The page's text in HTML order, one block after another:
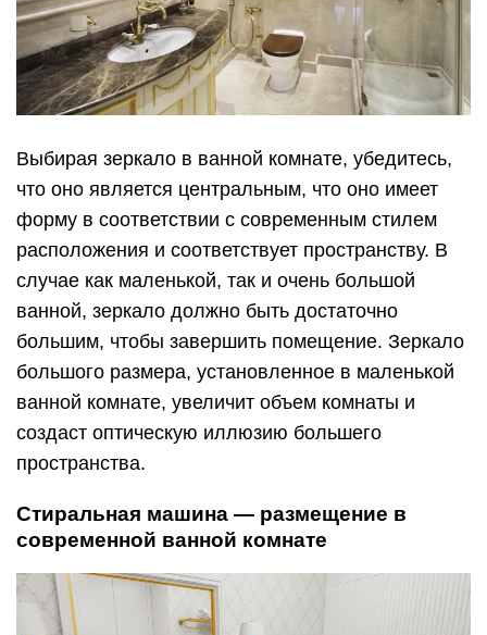
Выбирая зеркало в ванной комнате, убедитесь,
что оно является центральным, что оно имеет
форму в соответствии с современным стилем
расположения и соответствует пространству. В
случае как маленькой, так и очень большой
ванной, зеркало должно быть достаточно
большим, чтобы завершить помещение. Зеркало
большого размера, установленное в маленькой
ванной комнате, увеличит объем комнаты и
создаст оптическую иллюзию большего
пространства.
Стиральная машина — размещение в
современной ванной комнате